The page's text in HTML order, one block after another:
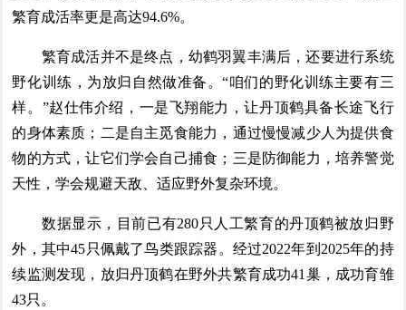
繁育成活率更是高达94.6%。
繁育成活并不是终点，幼鹤羽翼丰满后，还要进行系统
野化训练，为放归自然做准备。“咱们的野化训练主要有三
样。”赵仕伟介绍，一是飞翔能力，让丹顶鹤具备长途飞行
的身体素质；二是自主觅食能力，通过慢慢减少人为提供食
物的方式，让它们学会自己捕食；三是防御能力，培养警觉
天性，学会规避天敌、适应野外复杂环境。
数据显示，目前已有280只人工繁育的丹顶鹤被放归野
外，其中45只佩戴了鸟类跟踪器。经过2022年到2025年的持
续监测发现，放归丹顶鹤在野外共繁育成功41巢，成功育雏
43只。